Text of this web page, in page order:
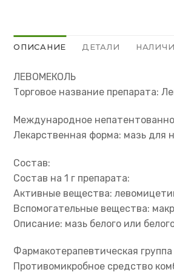
ОПИСАНИЕ ДЕТАЛИ
ЛЕВОМЕКОЛЬ
Торговое название препарата:
Международное
Лекарственная форма: мазь для
Состав:
Состав на 1 г препарата:
Активные вещества:
Вспомогательные вещества:
Описание: мазь белого или
Фармакотерапевтическая группа
Противомикробное средство